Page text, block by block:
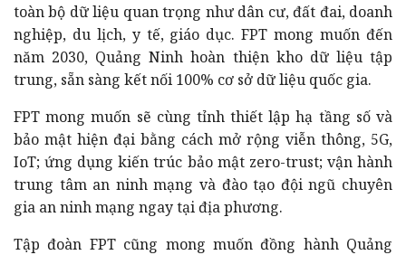
toàn bộ dữ liệu quan trọng như dân cư, đất đai, doanh
nghiệp, du lịch, y tế, giáo dục. FPT mong muốn đến
năm 2030, Quảng Ninh hoàn thiện kho dữ liệu tập
trung, sẵn sàng kết nối 100% cơ sở dữ liệu quốc gia.
FPT mong muốn sẽ cùng tỉnh thiết lập hạ tầng số và
bảo mật hiện đại bằng cách mở rộng viễn thông, 5G,
IoT; ứng dụng kiến trúc bảo mật zero-trust; vận hành
trung tâm an ninh mạng và đào tạo đội ngũ chuyên
gia an ninh mạng ngay tại địa phương.
Tập đoàn FPT cũng mong muốn đồng hành Quảng